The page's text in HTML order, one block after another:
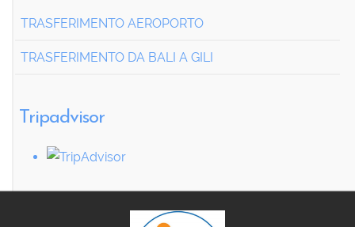
TRASFERIMENTO AEROPORTO
TRASFERIMENTO DA BALI A GILI
Tripadvisor